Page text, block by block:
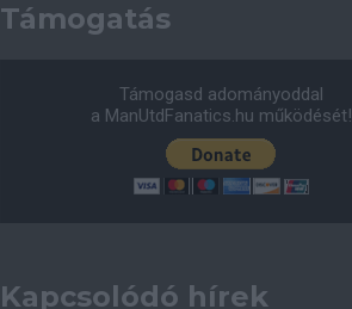
Támogatás
Támogasd adományoddal
a ManUtdFanatics.hu működését!
Kapcsolódó hírek